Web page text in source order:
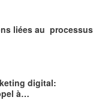
liées au processus
digital:
à…